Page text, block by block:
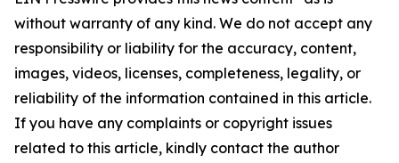
without warranty of any kind. We do not accept any
responsibility or liability for the accuracy, content,
images, videos, licenses, completeness, legality, or
reliability of the information contained in this article.
If you have any complaints or copyright issues
related to this article, kindly contact the author